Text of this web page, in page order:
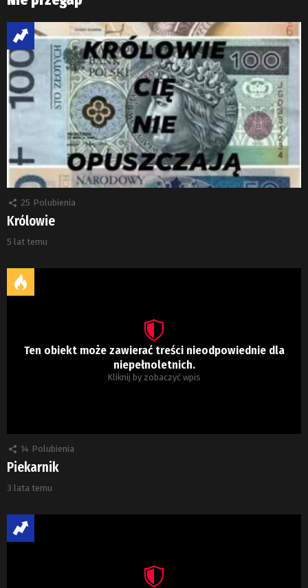
25 Polubienia
Królowie
5 lat temu
Ten obiekt może zawierać treści nieodpowiednie dla
niepełnoletnich.
Kliknij by zobaczyć wpis
14 Polubienia
Piekarnik
3 lata temu